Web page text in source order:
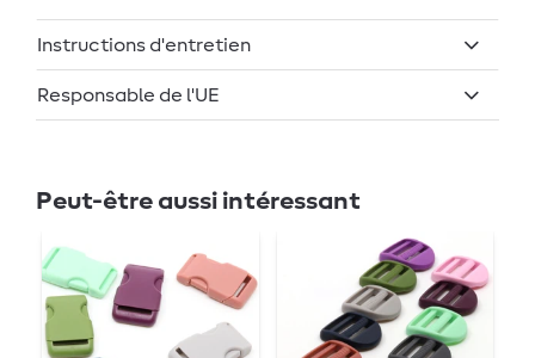
Instructions d'entretien
Responsable de l'UE
Peut-être aussi intéressant